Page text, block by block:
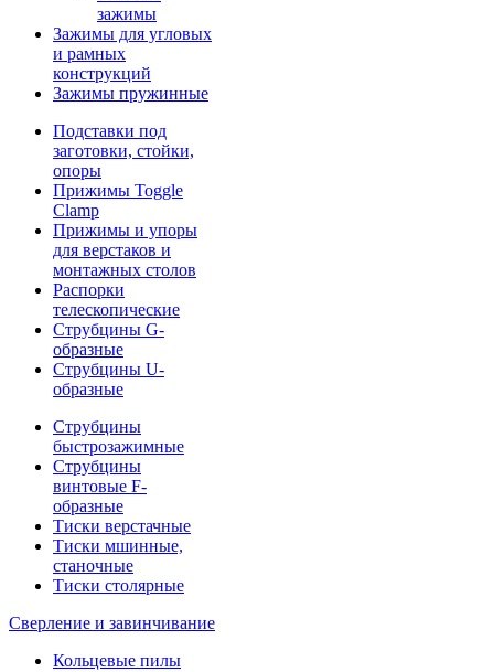
зажимы
Зажимы для угловых
и рамных
конструкций
Зажимы пружинные
Подставки под
заготовки, стойки,
опоры
Прижимы Toggle
Clamp
Прижимы и упоры
для верстаков и
монтажных столов
Распорки
телескопические
Струбцины G-
образные
Струбцины U-
образные
Струбцины
быстрозажимные
Струбцины
винтовые F-
образные
Тиски верстачные
Тиски мшинные,
станочные
Тиски столярные
Сверление и завинчивание
Кольцевые пилы